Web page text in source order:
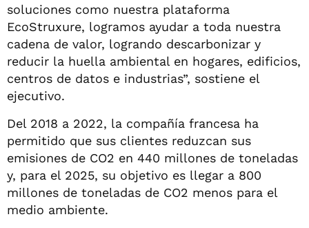
soluciones como nuestra plataforma
EcoStruxure, logramos ayudar a toda nuestra
cadena de valor, logrando descarbonizar y
reducir la huella ambiental en hogares, edificios,
centros de datos e industrias”, sostiene el
ejecutivo.
Del 2018 a 2022, la compañía francesa ha
permitido que sus clientes reduzcan sus
emisiones de CO2 en 440 millones de toneladas
y, para el 2025, su objetivo es llegar a 800
millones de toneladas de CO2 menos para el
medio ambiente.